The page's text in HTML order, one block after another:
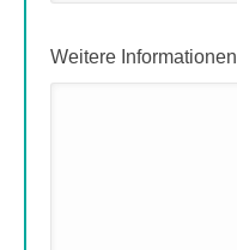
Weitere Informationen